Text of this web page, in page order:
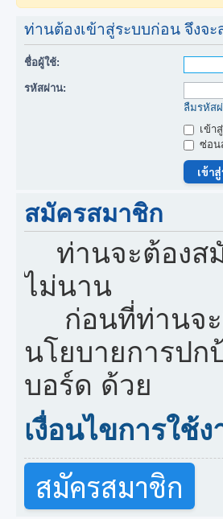
ท่านต้องเข้าสู่ระบบก่อน จึงจ
ชื่อผู้ใช้:
รหัสผ่าน:
ลืมรหัส
เข้า
ซ่อน
สมัครสมาชิก
ท่านจะต้องสมั
ไม่นาน
ก่อนที่ท่านจะ
นโยบายการป
บอร์ด ด้วย
เงื่อนไขการใช้ง
สมัครสมาชิก